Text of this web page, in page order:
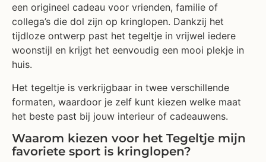
een origineel cadeau voor vrienden, familie of
collega’s die dol zijn op kringlopen. Dankzij het
tijdloze ontwerp past het tegeltje in vrijwel iedere
woonstijl en krijgt het eenvoudig een mooi plekje in
huis.
Het tegeltje is verkrijgbaar in twee verschillende
formaten, waardoor je zelf kunt kiezen welke maat
het beste past bij jouw interieur of cadeauwens.
Waarom kiezen voor het Tegeltje mijn
favoriete sport is kringlopen?